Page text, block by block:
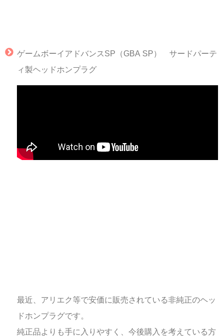
ゲームボーイアドバンスSP（GBA SP） サードパーテ
ィ製ヘッドホンプラグ
最近、アリエク等で安価に販売されている非純正のヘッ
ドホンプラグです。
純正品よりも手に入りやすく、今後購入を考えている方